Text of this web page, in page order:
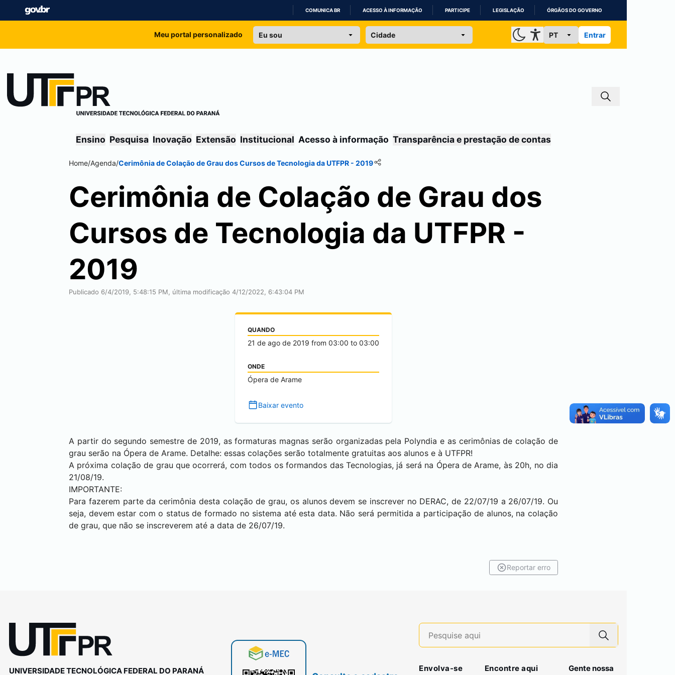
IR
COMUNICA BR ACESSO À INFORMAÇÃO PARTICIPE LEGISLAÇÃO ÓRGÃOS DO GOVERNO
Meu portal personalizado Entrar
Ensino Pesquisa Inovação Extensão Institucional Acesso à informação Transparência e prestação de contas
Home/Agenda/Cerimônia de Colação de Grau dos Cursos de Tecnologia da UTFPR - 2019
Cerimônia de Colação de Grau dos
Cursos de Tecnologia da UTFPR -
2019
Publicado 6/4/2019, 5:48:15 PM, última modificação 4/12/2022, 6:43:04 PM
QUANDO
21 de ago de 2019 from 03:00 to 03:00
ONDE
Ópera de Arame
Baixar evento
A partir do segundo semestre de 2019, as formaturas magnas serão organizadas pela Polyndia e as cerimônias de colação de
grau serão na Ópera de Arame. Detalhe: essas colações serão totalmente gratuitas aos alunos e à UTFPR!
A próxima colação de grau que ocorrerá, com todos os formandos das Tecnologias, já será na Ópera de Arame, às 20h, no dia
21/08/19.
IMPORTANTE:
Para fazerem parte da cerimônia desta colação de grau, os alunos devem se inscrever no DERAC, de 22/07/19 a 26/07/19. Ou
seja, devem estar com o status de formado no sistema até esta data. Não será permitida a participação de alunos, na colação
de grau, que não se inscreverem até a data de 26/07/19.
Reportar erro
UNIVERSIDADE TECNOLÓGICA FEDERAL DO PARANÁ Envolva-se Encontre aqui Gente nossa